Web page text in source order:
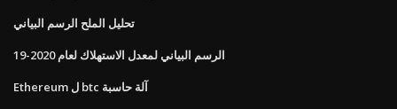
تحليل الملح الرسم البياني
الرسم البياني لمعدل الاستهلاك لعام 2020-19
Ethereum ل btc آلة حاسبة